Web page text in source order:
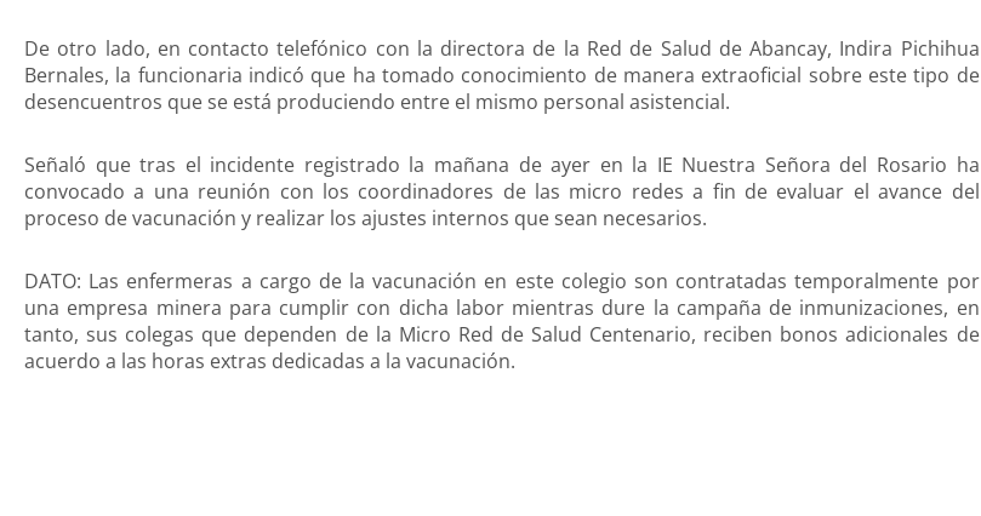
De otro lado, en contacto telefónico con la directora de la Red de Salud de Abancay, Indira Pichihua
Bernales, la funcionaria indicó que ha tomado conocimiento de manera extraoficial sobre este tipo de
desencuentros que se está produciendo entre el mismo personal asistencial.
Señaló que tras el incidente registrado la mañana de ayer en la IE Nuestra Señora del Rosario ha
convocado a una reunión con los coordinadores de las micro redes a fin de evaluar el avance del
proceso de vacunación y realizar los ajustes internos que sean necesarios.
DATO: Las enfermeras a cargo de la vacunación en este colegio son contratadas temporalmente por
una empresa minera para cumplir con dicha labor mientras dure la campaña de inmunizaciones, en
tanto, sus colegas que dependen de la Micro Red de Salud Centenario, reciben bonos adicionales de
acuerdo a las horas extras dedicadas a la vacunación.